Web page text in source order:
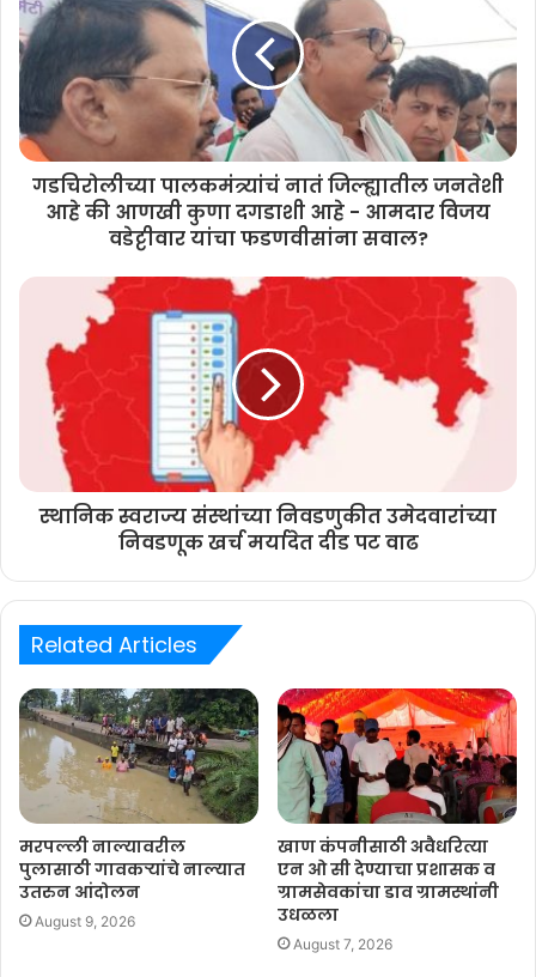
गडचिरोलीच्या पालकमंत्र्यांचं नातं जिल्ह्यातील जनतेशी
आहे की आणखी कुणा दगडाशी आहे - आमदार विजय
वडेट्टीवार यांचा फडणवीसांना सवाल?
स्थानिक स्वराज्य संस्थांच्या निवडणुकीत उमेदवारांच्या
निवडणूक खर्च मर्यादेत दीड पट वाढ
Related Articles
मरपल्ली नाल्यावरील
पुलासाठी गावकऱ्यांचे नाल्यात
उतरुन आंदोलन
August 9, 2026
खाण कंपनीसाठी अवैधरित्या
एन ओ सी देण्याचा प्रशासक व
ग्रामसेवकांचा डाव ग्रामस्थांनी
उधळला
August 7, 2026